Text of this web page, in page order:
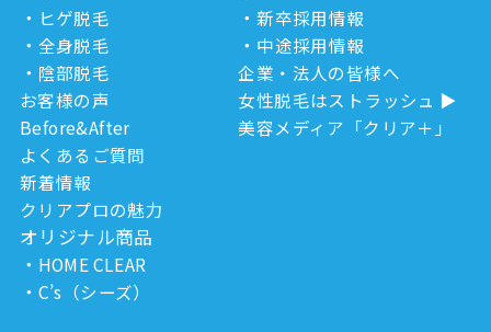
ヒゲ脱毛
全身脱毛
陰部脱毛
お客様の声
Before&After
よくあるご質問
新着情報
クリアプロの魅力
オリジナル商品
HOME CLEAR
C’s（シーズ）
新卒採用情報
中途採用情報
企業・法人の皆様へ
女性脱毛はストラッシュ
美容メディア「クリア＋」